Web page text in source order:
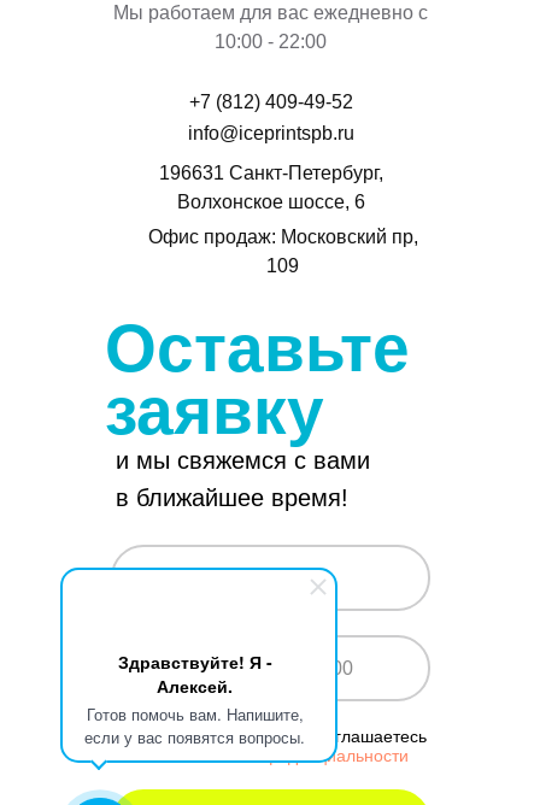
Здравствуйте! Я -
Алексей.
Готов помочь вам. Напишите,
если у вас появятся вопросы.
Работы
Новости
О компании
Мы работаем для вас ежедневно с
10:00 - 22:00
+7 (812) 409-49-52
info@iceprintspb.ru
196631 Санкт-Петербург,
Волхонское шоссе, 6
Офис продаж: Московский пр,
109
Оставьте
заявку
+7
Отправляя форму, Вы соглашаетесь
Политикой конфиденциальности
и мы свяжемся с вами
в ближайшее время!